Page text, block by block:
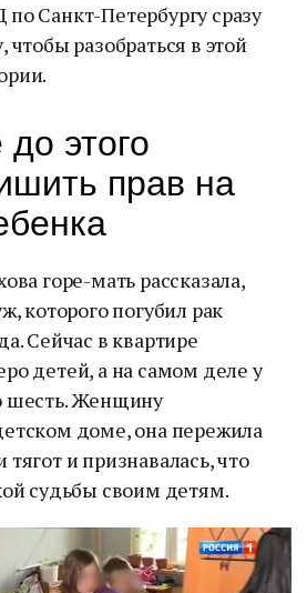
Санкт-Петербургу сразу
чтобы разобраться в этой
этого
прав на
горе-мать рассказала,
которого погубил рак
Сейчас в квартире
детей, а на самом деле у
шесть. Женщину
доме, она пережила
и признавалась, что
судьбы своим детям.